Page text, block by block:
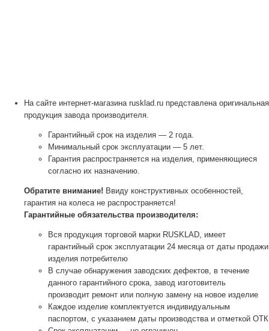
На сайте интернет-магазина rusklad.ru представлена оригинальная
продукция завода производителя.
Гарантийный срок на изделия — 2 года.
Минимальный срок эксплуатации — 5 лет.
Гарантия распространяется на изделия, применяющиеся
согласно их назначению.
Обратите внимание! Ввиду конструктивных особенностей,
гарантия на колеса не распространяется!
Гарантийные обязательства производителя:
Вся продукция торговой марки RUSKLAD, имеет
гарантийный срок эксплуатации 24 месяца от даты продажи
изделия потребителю
В случае обнаружения заводских дефектов, в течение
данного гарантийного срока, завод изготовитель
производит ремонт или полную замену на новое изделие
Каждое изделие комплектуется индивидуальным
паспортом, с указанием даты производства и отметкой ОТК